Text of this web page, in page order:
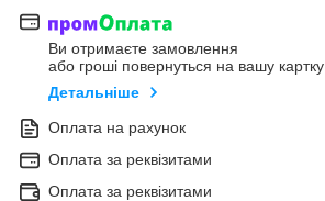
Ви отримаєте замовлення
або гроші повернуться на вашу картку
Детальніше
Оплата на рахунок
Оплата за реквізитами
Оплата за реквізитами